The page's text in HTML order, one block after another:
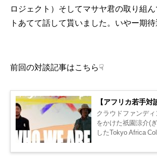
ロジェクト）そしてマサヤ君の取り組
トあてて話して貰いました。いやー期
前回の対談記事はこちら☟
【アフリカ若手
クラウドファンデ
をかけた祇園涼介(
したTokyo Africa